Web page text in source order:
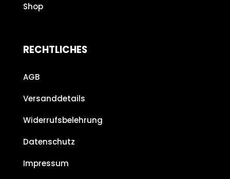
Shop
RECHTLICHES
AGB
Versanddetails
Widerrufsbelehrung
Datenschutz
Impressum